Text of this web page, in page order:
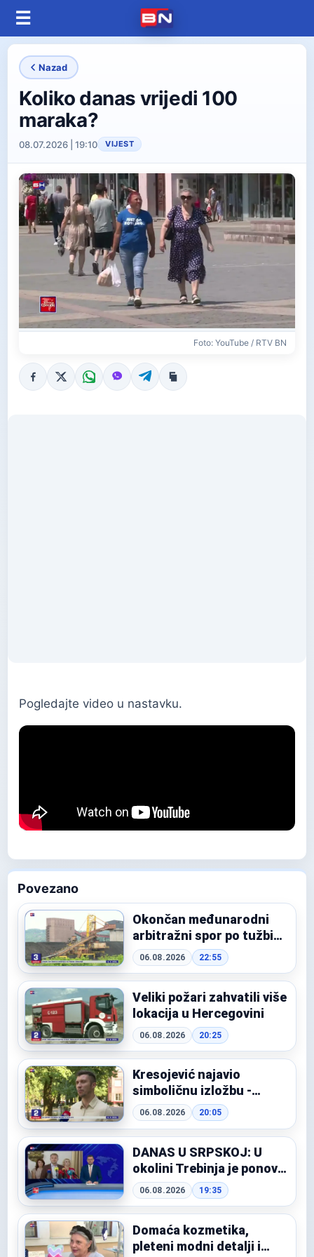
☰
Nazad
Koliko danas vrijedi 100
maraka?
08.07.2026 | 19:10 VIJEST
Foto: YouTube / RTV BN
Pogledajte video u nastavku.
Povezano
Okončan međunarodni
arbitražni spor po tužbi
"Elektroprivrede
Slovenije" protiv RiTE
Ugljevik
06.08.2026 22:55
Veliki požari zahvatili više
lokacija u Hercegovini
06.08.2026 20:25
Kresojević najavio
simboličnu izložbu -
"Izložba palih bandera"
06.08.2026 20:05
DANAS U SRPSKOJ: U
okolini Trebinja je ponovo
izbio požar! Prijedor:
Manifestacija "Plodovi
ljeta"!
06.08.2026 19:35
Domaća kozmetika,
pleteni modni detalji i